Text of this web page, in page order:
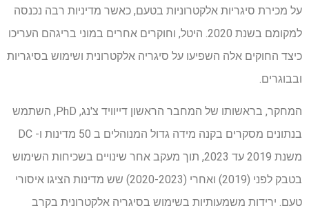
על מכירת סיגריות אלקטרוניות בטעם, כאשר מדיניות רבה נכנסה
למקומם בשנת 2020. היטל, וחוקרים אחרים במוני בריגהם העריכו
כיצד החוקים אלה השפיעו על סיגריה אלקטרונית ושימוש בסיגריות
ובבוגרים.
המחקר, בראשותו של המחבר הראשון דייוויד צ'נג, PhD, השתמש
בנתונים מסקרים בקנה מידה גדול המנוהלים ב 50 מדינות ו- DC
משנת 2019 עד 2023, תוך מעקב אחר שינויים בשכיחות השימוש
בטבק לפני (2019) ואחרי (2020-2023) שש מדינות הציגו איסורי
טעם. ירידות משמעותיות בשימוש בסיגריה אלקטרונית בקרב